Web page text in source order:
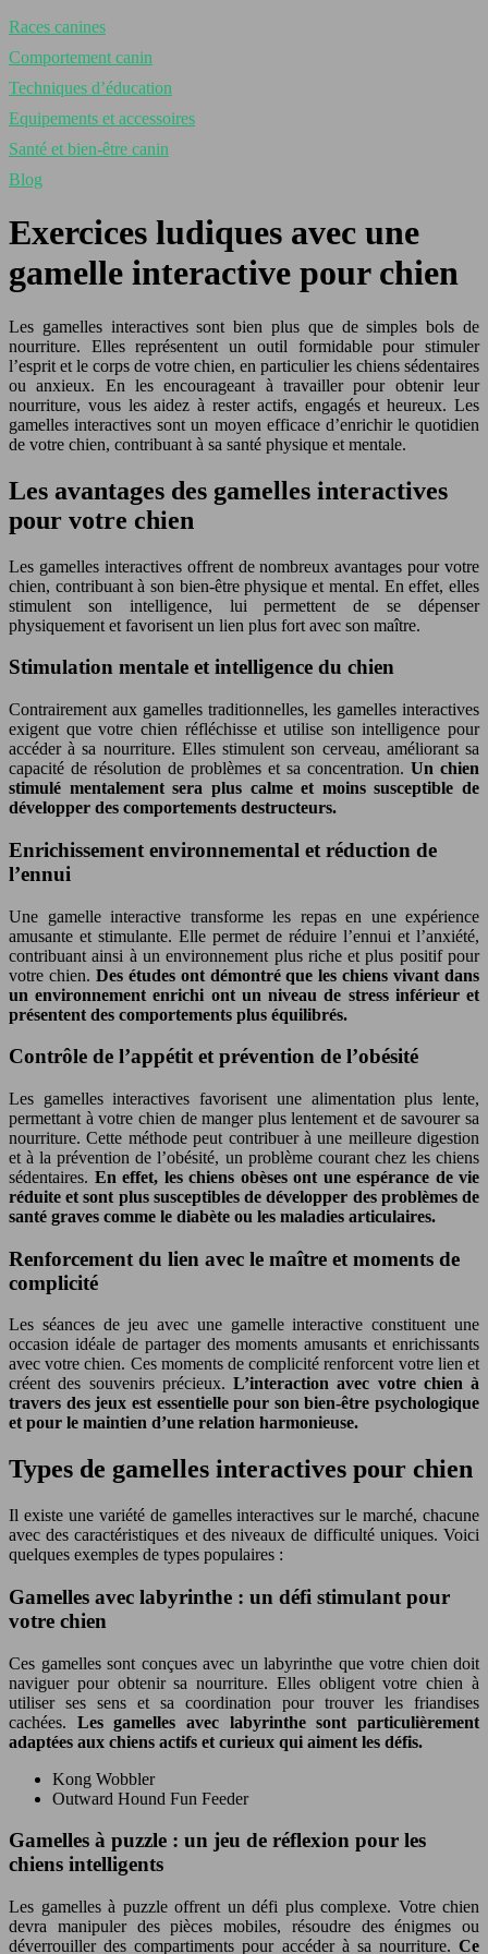
Races canines
Comportement canin
Techniques d’éducation
Equipements et accessoires
Santé et bien-être canin
Blog
Exercices ludiques avec une
gamelle interactive pour chien
Les gamelles interactives sont bien plus que de simples bols de
nourriture. Elles représentent un outil formidable pour stimuler
l’esprit et le corps de votre chien, en particulier les chiens sédentaires
ou anxieux. En les encourageant à travailler pour obtenir leur
nourriture, vous les aidez à rester actifs, engagés et heureux. Les
gamelles interactives sont un moyen efficace d’enrichir le quotidien
de votre chien, contribuant à sa santé physique et mentale.
Les avantages des gamelles interactives
pour votre chien
Les gamelles interactives offrent de nombreux avantages pour votre
chien, contribuant à son bien-être physique et mental. En effet, elles
stimulent son intelligence, lui permettent de se dépenser
physiquement et favorisent un lien plus fort avec son maître.
Stimulation mentale et intelligence du chien
Contrairement aux gamelles traditionnelles, les gamelles interactives
exigent que votre chien réfléchisse et utilise son intelligence pour
accéder à sa nourriture. Elles stimulent son cerveau, améliorant sa
capacité de résolution de problèmes et sa concentration. Un chien
stimulé mentalement sera plus calme et moins susceptible de
développer des comportements destructeurs.
Enrichissement environnemental et réduction de
l’ennui
Une gamelle interactive transforme les repas en une expérience
amusante et stimulante. Elle permet de réduire l’ennui et l’anxiété,
contribuant ainsi à un environnement plus riche et plus positif pour
votre chien. Des études ont démontré que les chiens vivant dans
un environnement enrichi ont un niveau de stress inférieur et
présentent des comportements plus équilibrés.
Contrôle de l’appétit et prévention de l’obésité
Les gamelles interactives favorisent une alimentation plus lente,
permettant à votre chien de manger plus lentement et de savourer sa
nourriture. Cette méthode peut contribuer à une meilleure digestion
et à la prévention de l’obésité, un problème courant chez les chiens
sédentaires. En effet, les chiens obèses ont une espérance de vie
réduite et sont plus susceptibles de développer des problèmes de
santé graves comme le diabète ou les maladies articulaires.
Renforcement du lien avec le maître et moments de
complicité
Les séances de jeu avec une gamelle interactive constituent une
occasion idéale de partager des moments amusants et enrichissants
avec votre chien. Ces moments de complicité renforcent votre lien et
créent des souvenirs précieux. L’interaction avec votre chien à
travers des jeux est essentielle pour son bien-être psychologique
et pour le maintien d’une relation harmonieuse.
Types de gamelles interactives pour chien
Il existe une variété de gamelles interactives sur le marché, chacune
avec des caractéristiques et des niveaux de difficulté uniques. Voici
quelques exemples de types populaires :
Gamelles avec labyrinthe : un défi stimulant pour
votre chien
Ces gamelles sont conçues avec un labyrinthe que votre chien doit
naviguer pour obtenir sa nourriture. Elles obligent votre chien à
utiliser ses sens et sa coordination pour trouver les friandises
cachées. Les gamelles avec labyrinthe sont particulièrement
adaptées aux chiens actifs et curieux qui aiment les défis.
Kong Wobbler
Outward Hound Fun Feeder
Gamelles à puzzle : un jeu de réflexion pour les
chiens intelligents
Les gamelles à puzzle offrent un défi plus complexe. Votre chien
devra manipuler des pièces mobiles, résoudre des énigmes ou
déverrouiller des compartiments pour accéder à sa nourriture. Ce